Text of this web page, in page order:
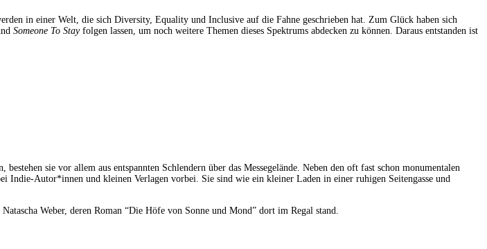
in einer Welt, die sich Diversity, Equality und Inclusive auf die Fahne geschrieben hat. Zum Glück haben sich
Someone To Stayfolgen lassen, um noch weitere Themen dieses Spektrums abdecken zu können. Daraus entstanden ist
sie vor allem aus entspannten Schlendern über das Messegelände. Neben den oft fast schon monumentalen
Indie-Autor*innen und kleinen Verlagen vorbei. Sie sind wie ein kleiner Laden in einer ruhigen Seitengasse und
Weber, deren Roman “Die Höfe von Sonne und Mond” dort im Regal stand.